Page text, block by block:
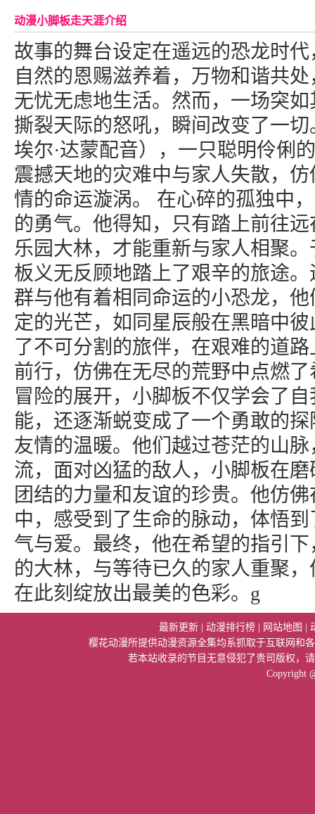
动漫小脚板走天涯介绍
故事的舞台设定在遥远的恐龙时
自然的恩赐滋养着，万物和谐共
无忧无虑地生活。然而，一场突
撕裂天际的怒吼，瞬间改变了一
埃尔·达蒙配音），一只聪明伶俐
震撼天地的灾难中与家人失散，
情的命运漩涡。 在心碎的孤独中
的勇气。他得知，只有踏上前往
乐园大林，才能重新与家人相聚
板义无反顾地踏上了艰辛的旅途
群与他有着相同命运的小恐龙，
定的光芒，如同星辰般在黑暗中
了不可分割的旅伴，在艰难的道
前行，仿佛在无尽的荒野中点燃
冒险的展开，小脚板不仅学会了
能，还逐渐蜕变成了一个勇敢的
友情的温暖。他们越过苍茫的山
流，面对凶猛的敌人，小脚板在
团结的力量和友谊的珍贵。他仿
中，感受到了生命的脉动，体悟
气与爱。最终，他在希望的指引
的大林，与等待已久的家人重聚
在此刻绽放出最美的色彩。g
最新更新 动漫排行榜 网站地图
樱花动漫所提供动漫资源全集均系抓取于互联网和
若本站收录的节目无意侵犯了贵司版权，
Copyright